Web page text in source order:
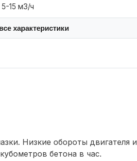
5-15 м3/ч
характеристики
Низкие обороты двигателя и
бетона в час.